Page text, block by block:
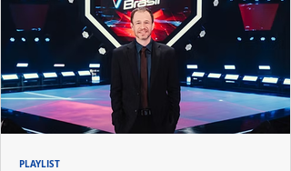
PLAYLIST